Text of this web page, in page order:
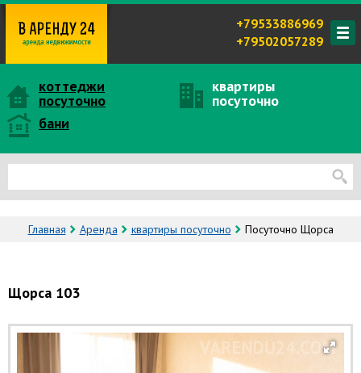
+79533886969
+79502057289
коттеджи
посуточно
квартиры
посуточно
бани
Главная Аренда квартиры посуточно Посуточно Щорса
Щорса 103